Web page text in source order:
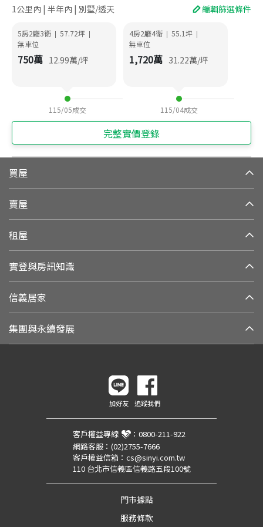
1公里內 | 半年內 | 別墅/透天 編輯篩選條件
5房2廳3衛 | 57.72坪 |
無車位
750萬 12.99萬/坪
115/05成交
4房2廳4衛 | 55.1坪 |
無車位
1,720萬 31.22萬/坪
115/04成交
完整實價登錄
買屋
賣屋
租屋
實登與房訊知識
信義居家
集團與永續發展
加好友 追蹤我們
客戶權益專線 ： 0800-211-922
網路客服： (02)2755-7666
客戶權益信箱： cs@sinyi.com.tw
110 台北市信義區信義路五段100號
門市據點
服務條款